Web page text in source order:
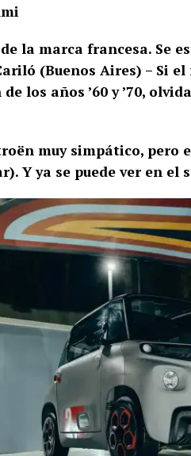
la marca francesa. Se
(Buenos Aires) – Si
los años ’60 y ’70,
muy simpático, pero
Y ya se puede ver en